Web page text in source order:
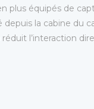
plus équipés de
la cabine du
réduit l’interaction